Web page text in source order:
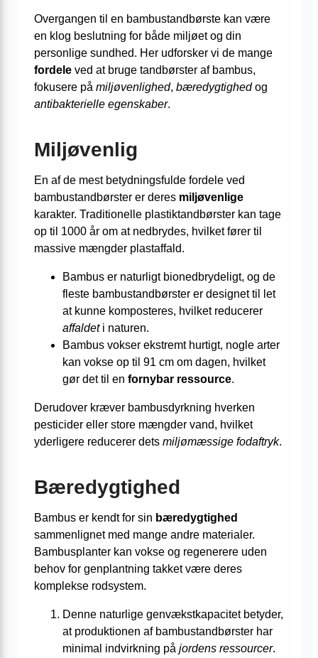
Overgangen til en bambustandbørste kan være
en klog beslutning for både miljøet og din
personlige sundhed. Her udforsker vi de mange
fordele ved at bruge tandbørster af bambus,
fokusere på miljøvenlighed, bæredygtighedog
antibakterielle egenskaber.
Miljøvenlig
En af de mest betydningsfulde fordele ved
bambustandbørster er deres miljøvenlige
karakter. Traditionelle plastiktandbørster kan tage
op til 1000 år om at nedbrydes, hvilket fører til
massive mængder plastaffald.
Bambus er naturligt bionedbrydeligt, og de
fleste bambustandbørster er designet til let
at kunne komposteres, hvilket reducerer
affaldeti naturen.
Bambus vokser ekstremt hurtigt, nogle arter
kan vokse op til 91 cm om dagen, hvilket
gør det til en fornybar ressource.
Derudover kræver bambusdyrkning hverken
pesticider eller store mængder vand, hvilket
yderligere reducerer dets miljømæssige fodaftryk.
Bæredygtighed
Bambus er kendt for sin bæredygtighed
sammenlignet med mange andre materialer.
Bambusplanter kan vokse og regenerere uden
behov for genplantning takket være deres
komplekse rodsystem.
Denne naturlige genvækstkapacitet betyder,
at produktionen af bambustandbørster har
minimal indvirkning på jordens ressourcer.